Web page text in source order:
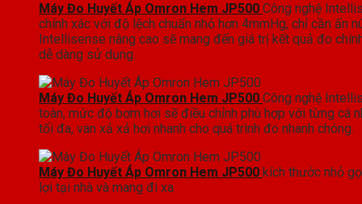
Máy Đo Huyết Áp Omron Hem JP500 Công nghệ
chính xác với độ lệch chuẩn nhỏ hơn 4mmHg, chỉ cần ấn
Intellisense nâng cao sẽ mang đến giá trị kết quả đo
dễ dàng sử dụng.
Máy Đo Huyết Áp Omron Hem JP500 Công nghệ
toàn, mức độ bơm hơi sẽ điều chỉnh phù hợp với từng cá
tối đa, van xả xả hơi nhanh cho quá trình đo nhanh chóng.
Máy Đo Huyết Áp Omron Hem JP500 kích thước nhỏ
lợi tại nhà và mang đi xa